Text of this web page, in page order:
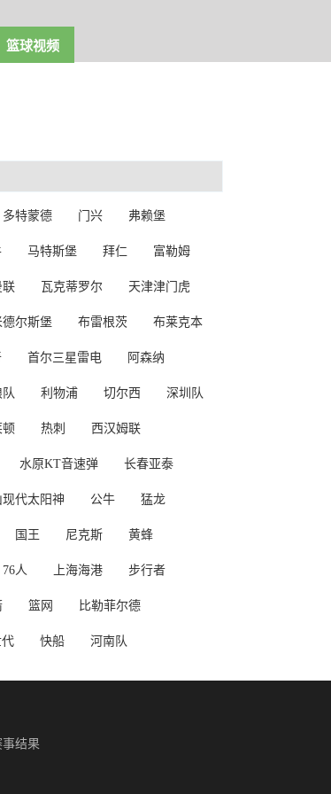
篮球视频
多特蒙德 门兴 弗赖堡
马特斯堡 拜仁 富勒姆
联 瓦克蒂罗尔 天津津门虎
德尔斯堡 布雷根茨 布莱克本
首尔三星雷电 阿森纳
队 利物浦 切尔西 深圳队
顿 热刺 西汉姆联
水原KT音速弹 长春亚泰
现代太阳神 公牛 猛龙
国王 尼克斯 黄蜂
76人 上海海港 步行者
篮网 比勒菲尔德
快船 河南队
结果